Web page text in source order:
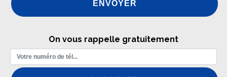
On vous rappelle gratuitement